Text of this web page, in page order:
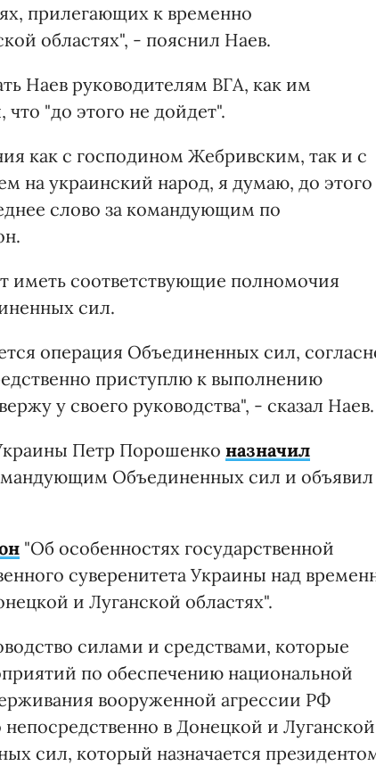
прилегающих к временно
областях", - пояснил Наев.
Наев руководителям ВГА, как им
что "до этого не дойдет".
как с господином Жебривским, так и с
на украинский народ, я думаю, до этого
слово за командующим по
иметь соответствующие полномочия
сил.
операция Объединенных сил,
приступлю к выполнению
у своего руководства", - сказал Наев.
Петр Порошенко назначил
Объединенных сил и объявил
"Об особенностях государственной
суверенитета Украины над
и Луганской областях".
силами и средствами, которые
по обеспечению национальной
вооруженной агрессии РФ
в Донецкой и Луганской
сил, который назначается